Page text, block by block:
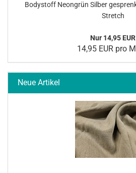
Bo­dy­stoff Ne­on­grün Sil­ber
Stretch
Nur 14,95 EUR
14,95 EUR pro
Neue Artikel